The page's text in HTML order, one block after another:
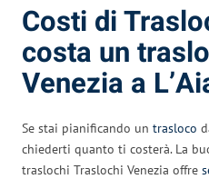
Costi di
costa un
Venezia a
Se stai pianificando un trasloco
chiederti quanto ti costerà. La
traslochi Traslochi Venezia offre